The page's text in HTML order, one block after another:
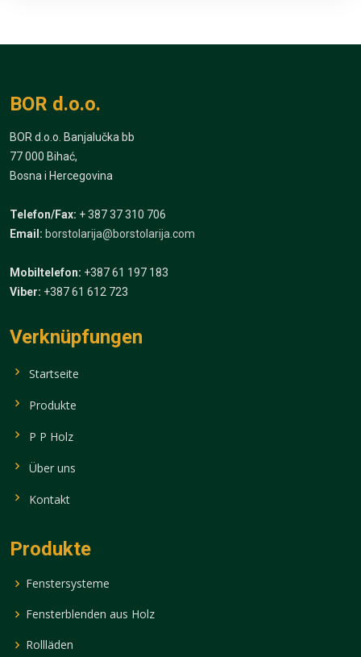
BOR d.o.o.
BOR d.o.o. Banjalučka bb
77 000 Bihać,
Bosna i Hercegovina
Telefon/Fax: + 387 37 310 706
Email: borstolarija@borstolarija.com
Mobiltelefon: +387 61 197 183
Viber: +387 61 612 723
Verknüpfungen
Startseite
Produkte
P P Holz
Über uns
Kontakt
Produkte
Fenstersysteme
Fensterblenden aus Holz
Rollläden